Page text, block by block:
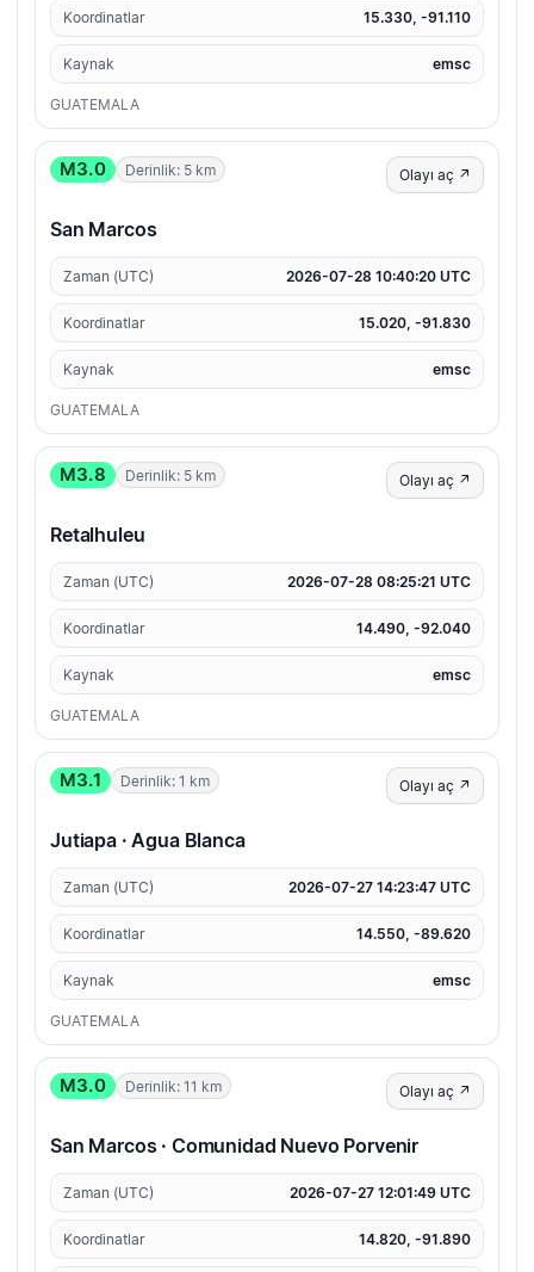
Koordinatlar 15.330, -91.110
Kaynak emsc
GUATEMALA
M3.0 Derinlik: 5 km Olayı aç ↗
San Marcos
Zaman (UTC) 2026-07-28 10:40:20 UTC
Koordinatlar 15.020, -91.830
Kaynak emsc
GUATEMALA
M3.8 Derinlik: 5 km Olayı aç ↗
Retalhuleu
Zaman (UTC) 2026-07-28 08:25:21 UTC
Koordinatlar 14.490, -92.040
Kaynak emsc
GUATEMALA
M3.1 Derinlik: 1 km Olayı aç ↗
Jutiapa · Agua Blanca
Zaman (UTC) 2026-07-27 14:23:47 UTC
Koordinatlar 14.550, -89.620
Kaynak emsc
GUATEMALA
M3.0 Derinlik: 11 km Olayı aç ↗
San Marcos · Comunidad Nuevo Porvenir
Zaman (UTC) 2026-07-27 12:01:49 UTC
Koordinatlar 14.820, -91.890